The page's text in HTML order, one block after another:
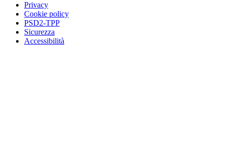
Privacy
Cookie policy
PSD2-TPP
Sicurezza
Accessibilità